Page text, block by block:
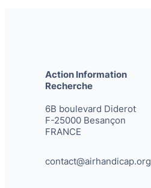
Action Information
Recherche
6B boulevard Diderot
F-25000 Besançon
FRANCE
contact@airhandicap.org